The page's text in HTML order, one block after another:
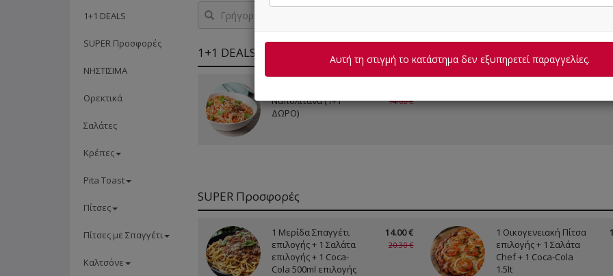
1+1 DEALS
SUPER Προσφορές
ΝΗΣΤΙΣΙΜΑ
Ορεκτικά
Σαλάτες
Κρέπες
Pita Toast
Πίτσες
Πίτσες με Σπαγγέτι
Καλτσόνε
Γρήγορη
αναζήτηση
προϊόντος...
1+1 DEALS
Ναπολιτάνα (1+1
ΔΩΡΟ)
14.00 €
SUPER Προσφορές
1 Μερίδα Σπαγγέτι
επιλογής + 1 Σαλάτα
επιλογής + 1 Coca-
Cola 500ml επιλογής
14.00 €
20.30 €
1 Οικογενειακή Πίτσα
επιλογής + 1 Σαλάτα
Chef + 1 Coca-Cola
1.5lt
Αυτή τη στιγμή το κατάστημα δεν εξυπηρετεί παραγγελίες.